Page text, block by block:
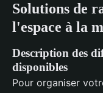
Solutions de
l'espace à la
Description des
disponibles
Pour organiser